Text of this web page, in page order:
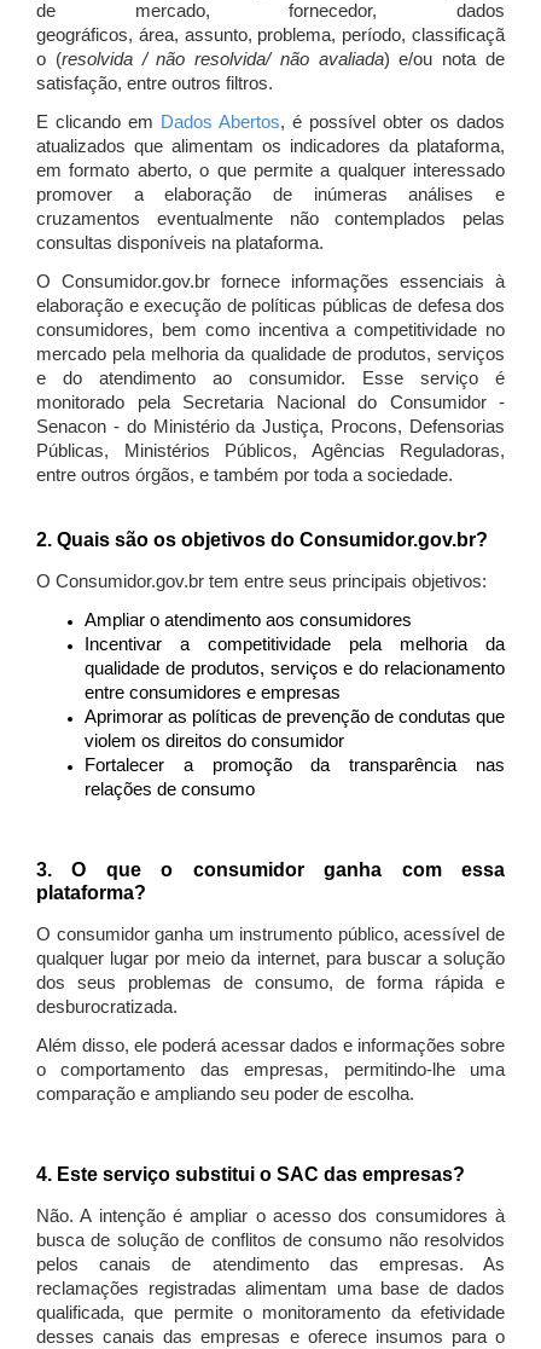
de mercado, fornecedor, dados
geográficos, área, assunto, problema, período, classificaçã
o (resolvida / não resolvida/ não avaliada) e/ou nota de
satisfação, entre outros filtros.
E clicando em Dados Abertos, é possível obter os dados
atualizados que alimentam os indicadores da plataforma,
em formato aberto, o que permite a qualquer interessado
promover a elaboração de inúmeras análises e
cruzamentos eventualmente não contemplados pelas
consultas disponíveis na plataforma.
O Consumidor.gov.br fornece informações essenciais à
elaboração e execução de políticas públicas de defesa dos
consumidores, bem como incentiva a competitividade no
mercado pela melhoria da qualidade de produtos, serviços
e do atendimento ao consumidor. Esse serviço é
monitorado pela Secretaria Nacional do Consumidor -
Senacon - do Ministério da Justiça, Procons, Defensorias
Públicas, Ministérios Públicos, Agências Reguladoras,
entre outros órgãos, e também por toda a sociedade.
2. Quais são os objetivos do Consumidor.gov.br?
O Consumidor.gov.br tem entre seus principais objetivos:
Ampliar o atendimento aos consumidores
Incentivar a competitividade pela melhoria da
qualidade de produtos, serviços e do relacionamento
entre consumidores e empresas
Aprimorar as políticas de prevenção de condutas que
violem os direitos do consumidor
Fortalecer a promoção da transparência nas
relações de consumo
3. O que o consumidor ganha com essa
plataforma?
O consumidor ganha um instrumento público, acessível de
qualquer lugar por meio da internet, para buscar a solução
dos seus problemas de consumo, de forma rápida e
desburocratizada.
Além disso, ele poderá acessar dados e informações sobre
o comportamento das empresas, permitindo-lhe uma
comparação e ampliando seu poder de escolha.
4. Este serviço substitui o SAC das empresas?
Não. A intenção é ampliar o acesso dos consumidores à
busca de solução de conflitos de consumo não resolvidos
pelos canais de atendimento das empresas. As
reclamações registradas alimentam uma base de dados
qualificada, que permite o monitoramento da efetividade
desses canais das empresas e oferece insumos para o